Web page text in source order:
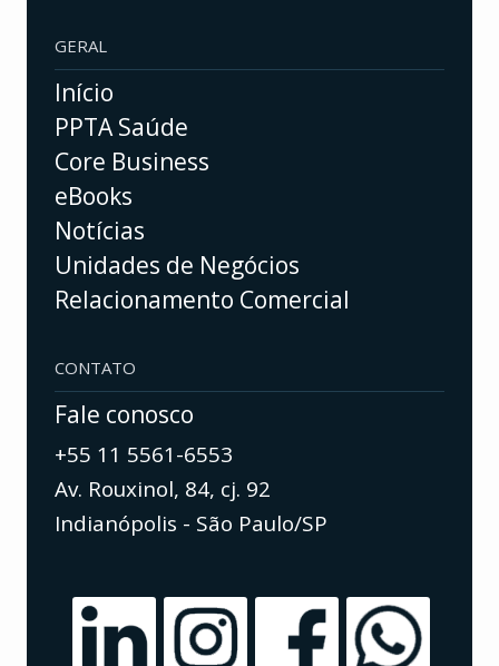
GERAL
Início
PPTA Saúde
Core Business
eBooks
Notícias
Unidades de Negócios
Relacionamento Comercial
CONTATO
Fale conosco
+55 11 5561-6553
Av. Rouxinol, 84, cj. 92
Indianópolis - São Paulo/SP